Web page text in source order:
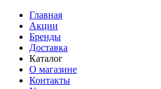
Главная
Акции
Бренды
Доставка
Каталог
О магазине
Контакты